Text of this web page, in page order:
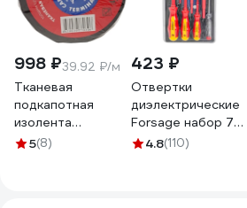
998 ₽39.92 ₽/м
Тканевая
подкапотная
изолента
Terminator Izt
5(8)
423 ₽
Отвертки
диэлектрические
Forsage набор 7
предметов F-
4.8(110)